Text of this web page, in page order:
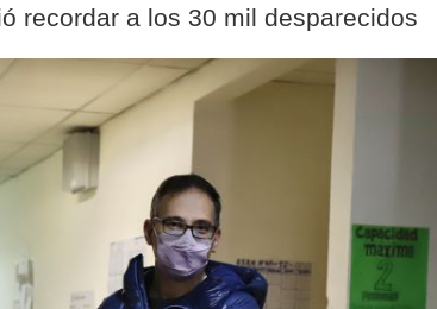
recordar a los 30 mil desparecidos